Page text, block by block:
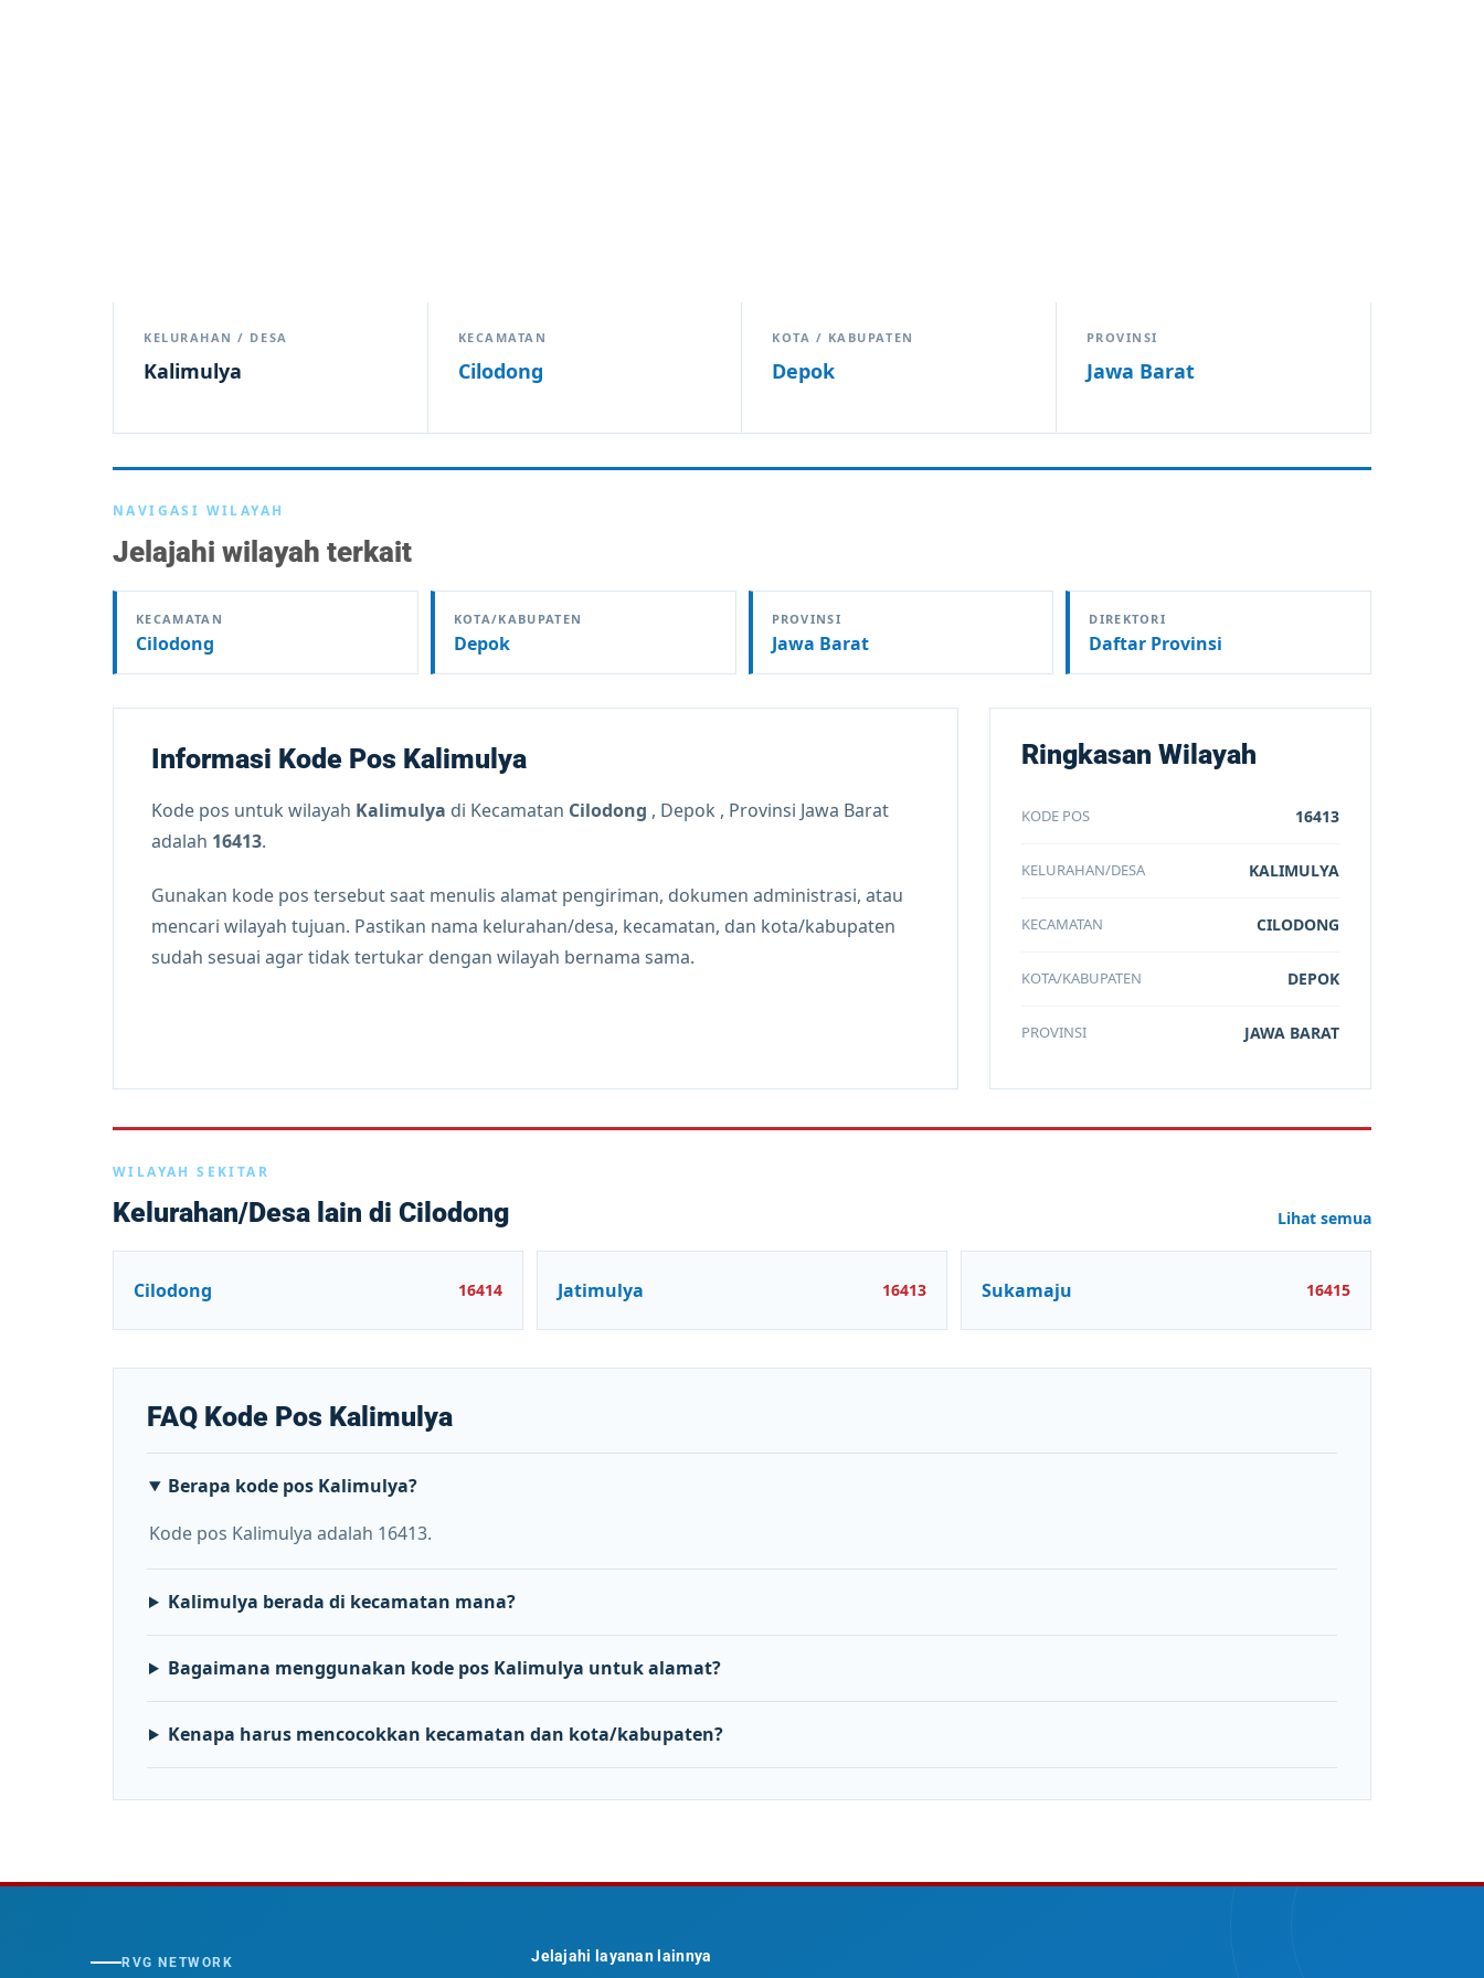
KELURAHAN / DESA
Kalimulya
KECAMATAN
Cilodong
KOTA / KABUPATEN
Depok
PROVINSI
Jawa Barat
NAVIGASI WILAYAH
Jelajahi wilayah terkait
KECAMATAN
Cilodong
KOTA/KABUPATEN
Depok
PROVINSI
Jawa Barat
DIREKTORI
Daftar Provinsi
Informasi Kode Pos Kalimulya
Kode pos untuk wilayah Kalimulya di Kecamatan Cilodong , Depok , Provinsi Jawa Barat
adalah 16413.
Gunakan kode pos tersebut saat menulis alamat pengiriman, dokumen administrasi, atau
mencari wilayah tujuan. Pastikan nama kelurahan/desa, kecamatan, dan kota/kabupaten
sudah sesuai agar tidak tertukar dengan wilayah bernama sama.
Ringkasan Wilayah
KODE POS 16413
KELURAHAN/DESA KALIMULYA
KECAMATAN CILODONG
KOTA/KABUPATEN DEPOK
PROVINSI JAWA BARAT
WILAYAH SEKITAR
Kelurahan/Desa lain di Cilodong Lihat semua
Cilodong 16414 Jatimulya 16413 Sukamaju 16415
FAQ Kode Pos Kalimulya
Berapa kode pos Kalimulya?
Kode pos Kalimulya adalah 16413.
Kalimulya berada di kecamatan mana?
Bagaimana menggunakan kode pos Kalimulya untuk alamat?
Kenapa harus mencocokkan kecamatan dan kota/kabupaten?
RVG NETWORK Jelajahi layanan lainnya